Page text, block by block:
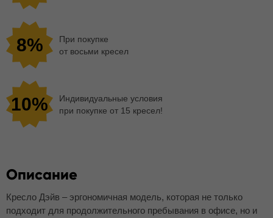
8%
При покупке
от восьми кресел
10%
Индивидуальные условия
при покупке от 15 кресел!
Описание
Кресло Дэйв – эргономичная модель, которая не только
подходит для продолжительного пребывания в офисе, но и